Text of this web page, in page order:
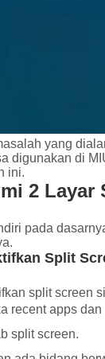
yang
digunakan di
ini.
2 Layar
pada
Split
split screen
recent apps
split screen.